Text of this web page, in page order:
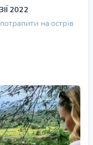
2022
на острів